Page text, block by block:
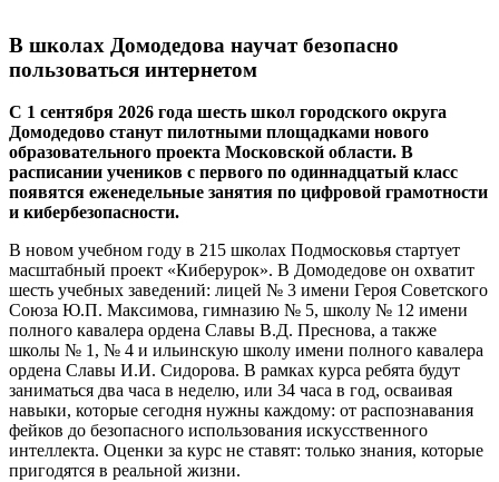
В школах Домодедова научат безопасно
пользоваться интернетом
С 1 сентября 2026 года шесть школ городского округа
Домодедово станут пилотными площадками нового
образовательного проекта Московской области. В
расписании учеников с первого по одиннадцатый класс
появятся еженедельные занятия по цифровой грамотности
и кибербезопасности.
В новом учебном году в 215 школах Подмосковья стартует
масштабный проект «Киберурок». В Домодедове он охватит
шесть учебных заведений: лицей № 3 имени Героя Советского
Союза Ю.П. Максимова, гимназию № 5, школу № 12 имени
полного кавалера ордена Славы В.Д. Преснова, а также
школы № 1, № 4 и ильинскую школу имени полного кавалера
ордена Славы И.И. Сидорова. В рамках курса ребята будут
заниматься два часа в неделю, или 34 часа в год, осваивая
навыки, которые сегодня нужны каждому: от распознавания
фейков до безопасного использования искусственного
интеллекта. Оценки за курс не ставят: только знания, которые
пригодятся в реальной жизни.